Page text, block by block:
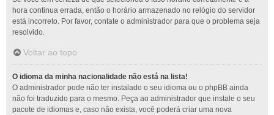
hora continua errada, então o horário armazenado no relógio do servidor
está incorreto. Por favor, contate o administrador para que o problema seja
resolvido.
Voltar ao topo
O idioma da minha nacionalidade não está na lista!
O administrador pode não ter instalado o seu idioma ou o phpBB ainda
não foi traduzido para o mesmo. Peça ao administrador que instale o seu
pacote de idiomas e, caso não exista, você poderá criar uma nova